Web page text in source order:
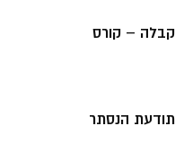
קבלה – קורס
תודעת הנסתר